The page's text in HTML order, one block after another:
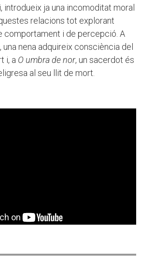
introdueix ja una incomoditat moral
relacions tot explorant
comportament i de percepció. A
, una nena adquireix consciència del
i, a O umbra de nor, un sacerdot és
al seu llit de mort.